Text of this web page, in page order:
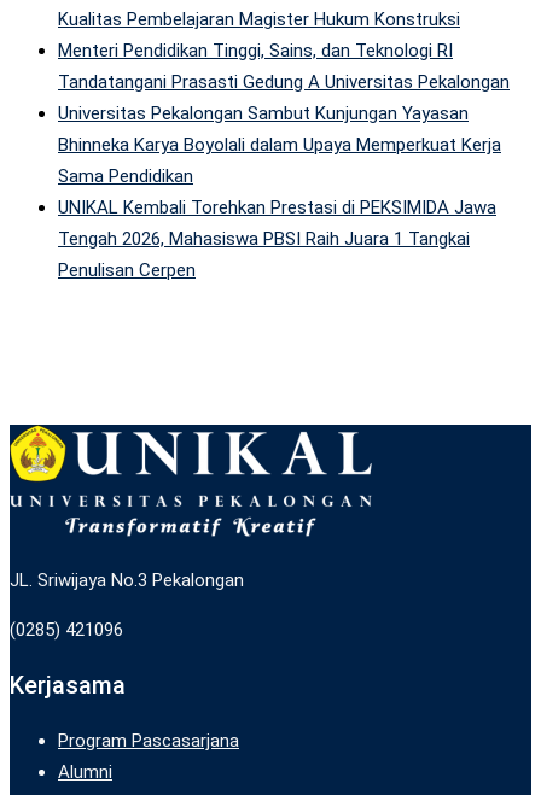
Kualitas Pembelajaran Magister Hukum Konstruksi
Menteri Pendidikan Tinggi, Sains, dan Teknologi RI
Tandatangani Prasasti Gedung A Universitas Pekalongan
Universitas Pekalongan Sambut Kunjungan Yayasan
Bhinneka Karya Boyolali dalam Upaya Memperkuat Kerja
Sama Pendidikan
UNIKAL Kembali Torehkan Prestasi di PEKSIMIDA Jawa
Tengah 2026, Mahasiswa PBSI Raih Juara 1 Tangkai
Penulisan Cerpen
JL. Sriwijaya No.3 Pekalongan
(0285) 421096
Kerjasama
Program Pascasarjana
Alumni